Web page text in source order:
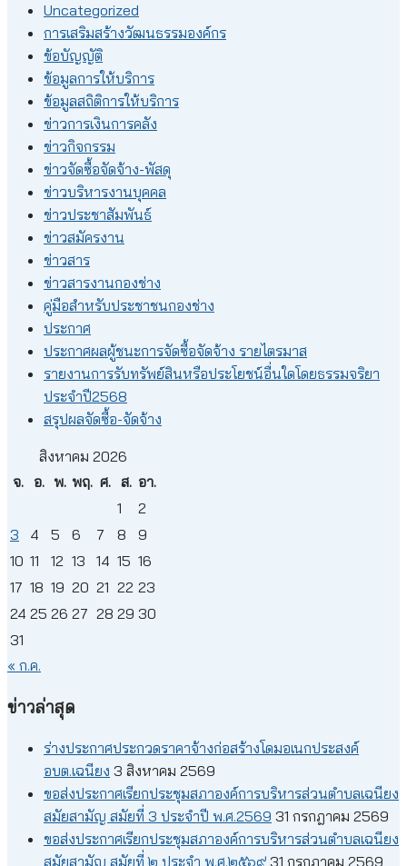
Uncategorized
การเสริมสร้างวัฒนธรรมองค์กร
ข้อบัญญัติ
ข้อมูลการให้บริการ
ข้อมูลสถิติการให้บริการ
ข่าวการเงินการคลัง
ข่าวกิจกรรม
ข่าวจัดซื้อจัดจ้าง-พัสดุ
ข่าวบริหารงานบุคคล
ข่าวประชาสัมพันธ์
ข่าวสมัครงาน
ข่าวสาร
ข่าวสารงานกองช่าง
คู่มือสำหรับประชาชนกองช่าง
ประกาศ
ประกาศผลผู้ชนะการจัดซื้อจัดจ้าง รายไตรมาส
รายงานการรับทรัพย์สินหรือประโยชน์อื่นใดโดยธรรมจริยา
ประจำปี2568
สรุปผลจัดซื้อ-จัดจ้าง
สิงหาคม 2026
จ. อ. พ. พฤ. ศ. ส. อา.
1
2
3
4 5 6 7 8
9
10 11 12 13 14 15 16
17 18 19 20 21 22 23
24 25 26 27 28 29 30
31
« ก.ค.
ข่าวล่าสุด
ร่างประกาศประกวดราคาจ้างก่อสร้างโดมอเนกประสงค์
อบต.เฉนียง 3 สิงหาคม 2569
ขอส่งประกาศเรียกประชุมสภาองค์การบริหารส่วนตำบลเฉนียง
สมัยสามัญ สมัยที่ 3 ประจำปี พ.ศ.2569 31 กรกฎาคม 2569
ขอส่งประกาศเรียกประชุมสภาองค์การบริหารส่วนตำบลเฉนียง
สมัยสามัญ สมัยที่ ๒ ประจำ พ.ศ.๒๕๖๙ 31 กรกฎาคม 2569